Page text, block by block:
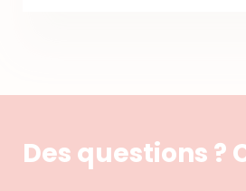
Des questions ?